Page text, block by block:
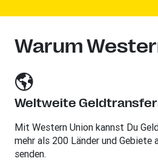
Warum
Weltweite
Mit Western Union kannst Du
mehr als 200 Länder und Gebiete
senden.